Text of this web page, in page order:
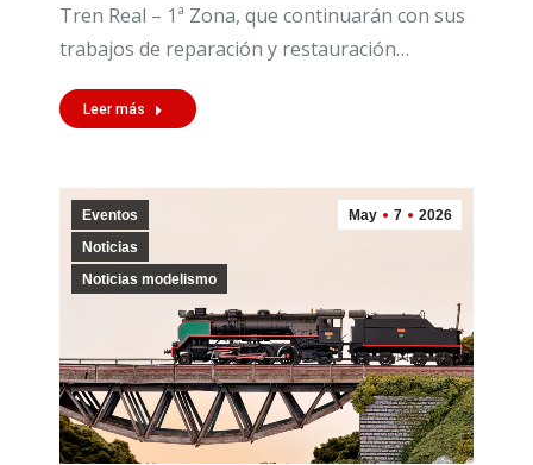
Tren Real – 1ª Zona, que continuarán con sus
trabajos de reparación y restauración…
Leer más
May 7 2026
Eventos
Noticias
Noticias modelismo